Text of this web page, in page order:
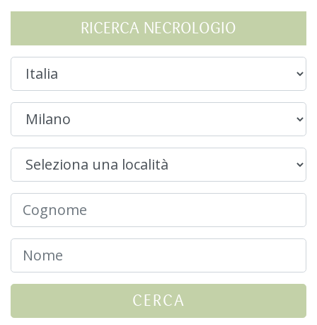
RICERCA NECROLOGIO
CERCA